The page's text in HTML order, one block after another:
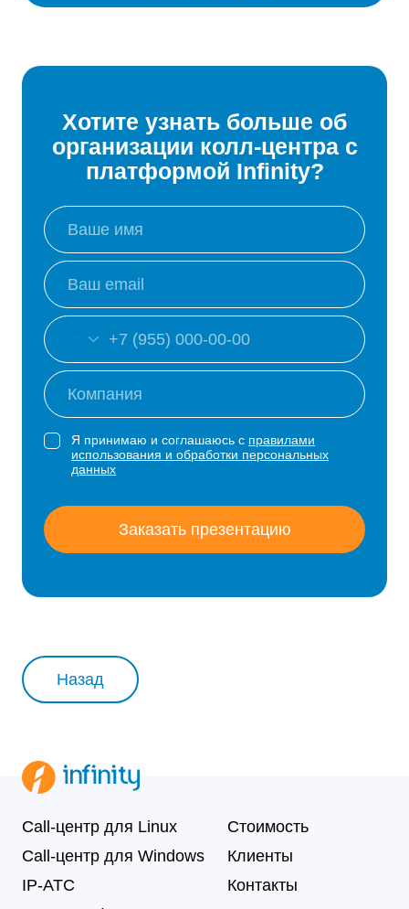
Хотите узнать больше об
организации колл-центра с
платформой Infinity?
Я принимаю и соглашаюсь с правилами
использования и обработки персональных
данных
Заказать презентацию
Назад
Call-центр для Linux
Call-центр для Windows
IP-АТС
Стоимость
Клиенты
Контакты